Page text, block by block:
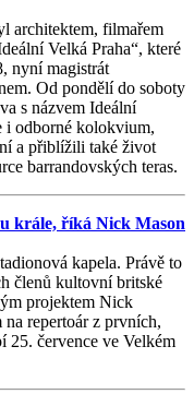
architektem, filmařem
Velká Praha“, které
nyní magistrát
Od pondělí do soboty
s názvem Ideální
i odborné kolokvium,
a přiblížili také život
barrandovských teras.
krále, říká Nick Mason
kapela. Právě to
členů kultovní britské
projektem Nick
na repertoár z prvních,
25. července ve Velkém